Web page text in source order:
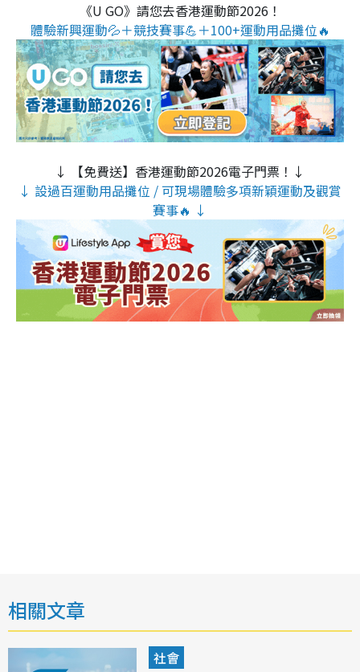
《U GO》請您去香港運動節2026！
體驗新興運動💦＋競技賽事💪＋100+運動用品攤位🔥
↓ 【免費送】香港運動節2026電子門票！↓
↓ 設過百運動用品攤位 / 可現場體驗多項新穎運動及觀賞
賽事🔥 ↓
相關文章
社會